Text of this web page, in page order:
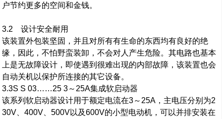
户节约更多的空间和金钱。
3.2 设计安全耐用
该装置外包装坚固，并且对所有有生命的东西均有良好的绝
缘，因此，不怕野蛮装卸，不会对人产生危险。其电路也基本
上是无故障设计，即使遇到很难出现的内部故障，该装置也会
自动关机以保护所连接的其它设备。
3.3S S 03……25 3～25A集成软启动器
该系列软启动器设计用于额定电流在3～25A，主电压分别为2
30V、400V、500V以及600V的小型电动机，可以并排安装在